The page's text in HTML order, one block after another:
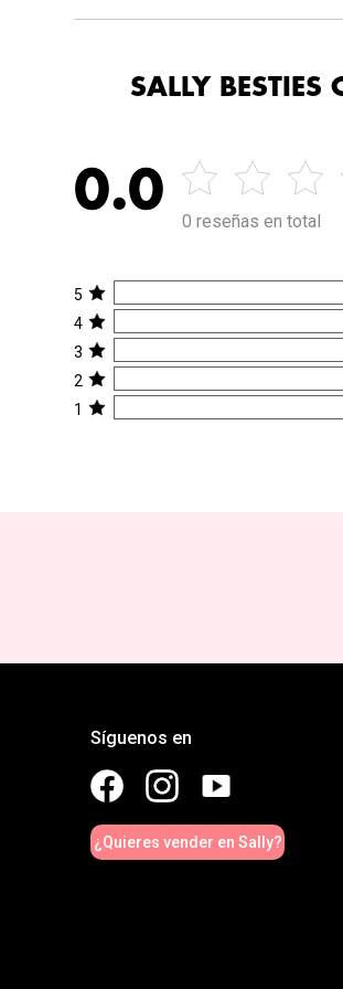
SALLY
0.0
0 reseñas en total
5
4
3
2
1
Síguenos en
¿Quieres vender en Sally?